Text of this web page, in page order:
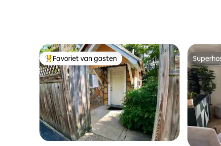
Topfavoriet van gasten
Favoriet van gasten